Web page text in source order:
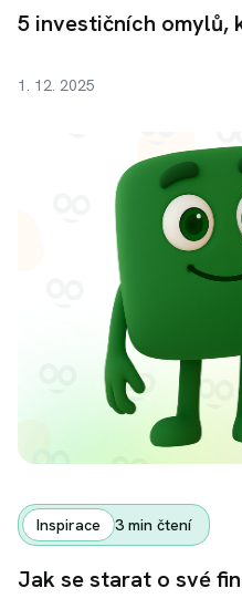
1. 12. 2025
Inspirace 3 min čtení